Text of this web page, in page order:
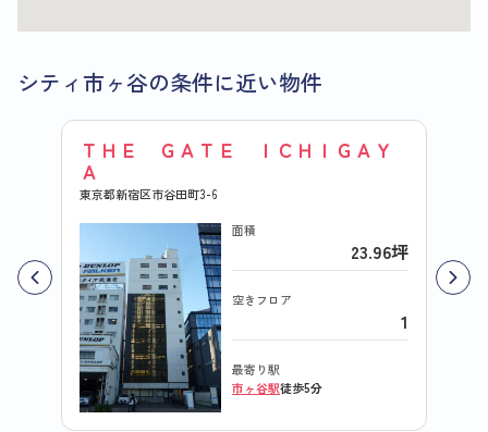
シティ市ヶ谷の条件に近い物件
ＴＨＥ ＧＡＴＥ ＩＣＨＩＧＡＹ
Ａ
東京都新宿区市谷田町3-6
面積
23.96坪
空きフロア
1
最寄り駅
市ヶ谷駅徒歩5分